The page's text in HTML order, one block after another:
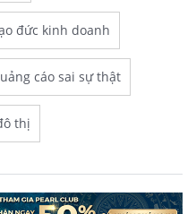
đức kinh doanh
cáo sai sự thật
thị